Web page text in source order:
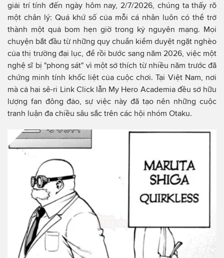
giải trí tính đến ngày hôm nay, 2/7/2026, chúng ta thấy rõ
một chân lý: Quá khứ số của mỗi cá nhân luôn có thể trở
thành một quả bom hẹn giờ trong kỷ nguyên mạng. Mọi
chuyện bắt đầu từ những quy chuẩn kiểm duyệt ngặt nghèo
của thị trường đại lục, để rồi bước sang năm 2026, việc một
nghệ sĩ bị "phong sát" vì một sở thích từ nhiều năm trước đã
chứng minh tính khốc liệt của cuộc chơi. Tại Việt Nam, nơi
mà cả hai sê-ri Link Click lẫn My Hero Academia đều sở hữu
lượng fan đông đảo, sự việc này đã tạo nên những cuộc
tranh luận đa chiều sâu sắc trên các hội nhóm Otaku.